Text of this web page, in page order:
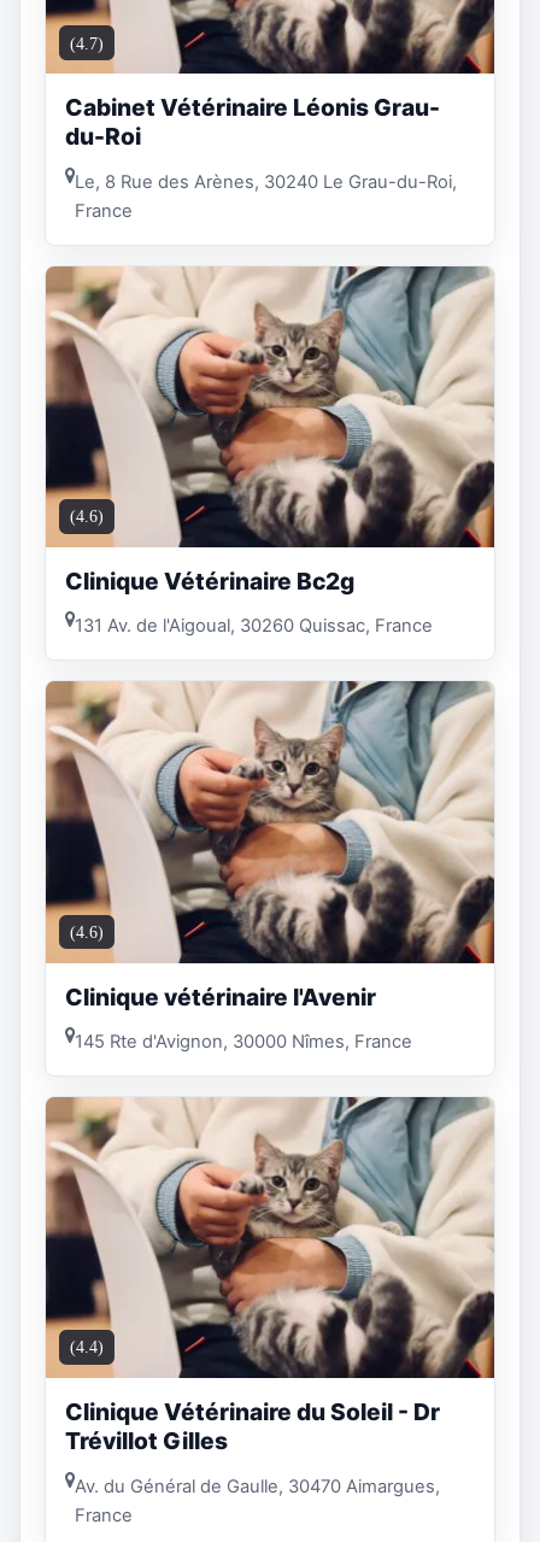
(4.7)
Cabinet Vétérinaire Léonis Grau-
du-Roi
Le, 8 Rue des Arènes, 30240 Le Grau-du-Roi,
France
(4.6)
Clinique Vétérinaire Bc2g
131 Av. de l'Aigoual, 30260 Quissac, France
(4.6)
Clinique vétérinaire l'Avenir
145 Rte d'Avignon, 30000 Nîmes, France
(4.4)
Clinique Vétérinaire du Soleil - Dr
Trévillot Gilles
Av. du Général de Gaulle, 30470 Aimargues,
France